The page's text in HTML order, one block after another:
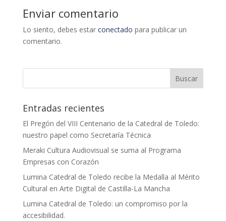
Enviar comentario
Lo siento, debes estar conectado para publicar un
comentario.
Entradas recientes
El Pregón del VIII Centenario de la Catedral de Toledo:
nuestro papel como Secretaría Técnica
Meraki Cultura Audiovisual se suma al Programa
Empresas con Corazón
Lumina Catedral de Toledo recibe la Medalla al Mérito
Cultural en Arte Digital de Castilla-La Mancha
Lumina Catedral de Toledo: un compromiso por la
accesibilidad.